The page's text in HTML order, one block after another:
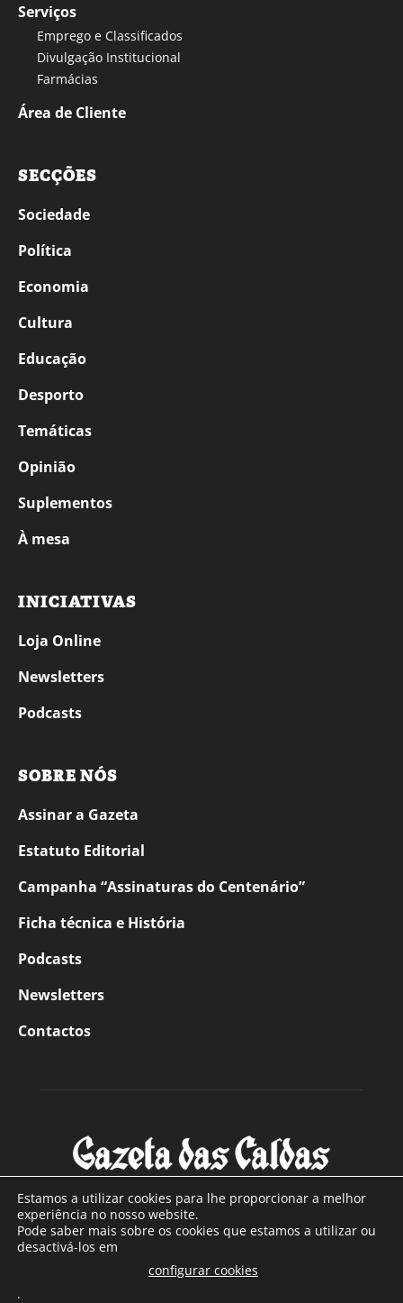
Serviços
Emprego e Classificados
Divulgação Institucional
Farmácias
Área de Cliente
SECÇÕES
Sociedade
Política
Economia
Cultura
Educação
Desporto
Temáticas
Opinião
Suplementos
À mesa
INICIATIVAS
Loja Online
Newsletters
Podcasts
SOBRE NÓS
Assinar a Gazeta
Estatuto Editorial
Campanha “Assinaturas do Centenário”
Ficha técnica e História
Podcasts
Newsletters
Contactos
SOBRE NÓS
Com sede nas Caldas da Rainha e mais de 90 anos de
Estamos a utilizar cookies para lhe proporcionar a melhor
experiência no nosso website.
Pode saber mais sobre os cookies que estamos a utilizar ou
desactivá-los em
configurar cookies
.